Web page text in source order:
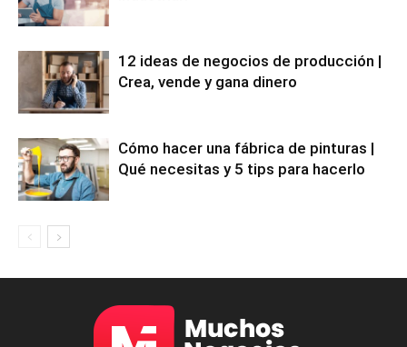
12 ideas de negocios de producción |
Crea, vende y gana dinero
Cómo hacer una fábrica de pinturas |
Qué necesitas y 5 tips para hacerlo